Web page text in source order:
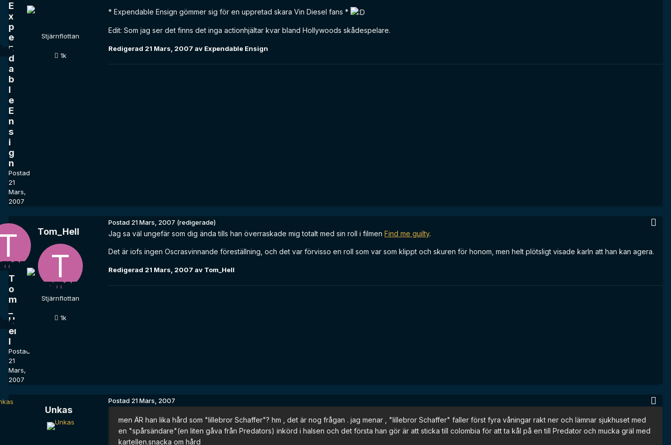
E
x
p
e
n
d
a
b
l
e
E
n
s
i
g
n
Postad
21
Mars,
2007
Stjärnflottan
1k
* Expendable Ensign gömmer sig för en uppretad skara Vin Diesel fans *
Edit: Som jag ser det finns det inga actionhjältar kvar bland Hollywoods skådespelare.
Redigerad 21 Mars, 2007 av Expendable Ensign
T
o
m
H
el
l
Postad
21
Mars,
2007
Tom_Hell
Stjärnflottan
1k
Postad 21 Mars, 2007 (redigerade)
Jag sa väl ungefär som dig ända tills han överraskade mig totalt med sin roll i filmen Find me guilty.
Det är iofs ingen Oscrasvinnande föreställning, och det var förvisso en roll som var som klippt och skuren för honom, men helt plötsligt visade karln att han kan agera.
Redigerad 21 Mars, 2007 av Tom_Hell
Unkas
Postad 21 Mars, 2007
men ÄR han lika hård som "lillebror Schaffer"? hm , det är nog frågan . jag menar , "lillebror Schaffer" faller först fyra våningar rakt ner och lämnar sjukhuset med
en "spårsändare"(en liten gåva från Predators) inkörd i halsen och det första han gör är att sticka till colombia för att ta kål på en till Predator och mucka gräl med
kartellen.snacka om hård